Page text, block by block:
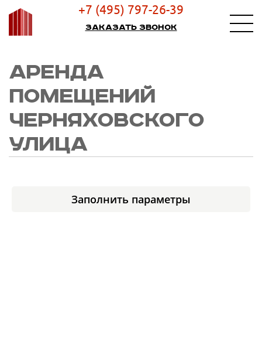
+7 (495) 797-26-39
Заказать звонок
АРЕНДА
ПОМЕЩЕНИЙ
ЧЕРНЯХОВСКОГО
УЛИЦА
Заполнить параметры